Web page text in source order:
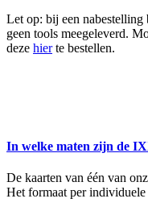
Let op: bij een nabestelling
geen tools meegeleverd.
deze hierte bestellen.
In welke maten zijn de
De kaarten van één van
Het formaat per